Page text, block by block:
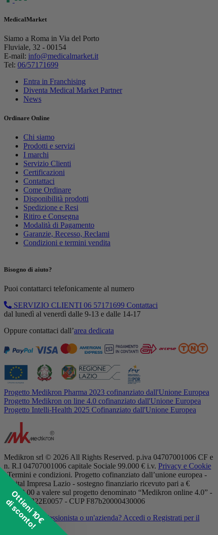
MedicalMarket
Siamo a Roma in Via del Porto
Fluviale, 32 - 00154
E-mail: info@medicalmarket.it
Tel: 06/57171699
Entra in Franchising
Diventa Medical Market Partner
News
Ordinare Online
Chi siamo
Prodotti e servizi
I marchi
Servizio Clienti
Certificazioni
Contattaci
Come Ordinare
Disponibilità prodotti
Spedizione e Resi
Ritiro e Consegna
Modalità di Pagamento
Garanzie, Recesso, Reclami
Condizioni e termini vendita
Bisogno di aiuto?
Puoi contattarci telefonicamente al numero
SERVIZIO CLIENTI 06 57171699 Contattaci
dal lunedì al venerdì dalle 9-13 e dalle 14-17
Oppure contattaci dall’area dedicata
Progetto Medikron Pharma 2023 cofinanziato dall'Unione Europea
Progetto Medikron on line 4.0 cofinanziato dall'Unione Europea
Progetto Intelli-Health 2025 Cofinanziato dall'Unione Europea
Medikron srl © 2026 All Rights Reserved. p.iva 04707001006 CF e
n. R.I 04707001006 capitale Sociale 99.000 € i.v. Privacy e Cookie
| Termini e condizioni. Progetto cofinanziato dall’unione europea -
Digital Impresa Lazio - sostegno finanziario ricevuto pari a €
11.250,00 a valere sul progetto denominato “Medikron online 4.0” -
POR A0322E0057 - CUP F87b20000430006
Sei un professionista o un'azienda?Accedi o Registrati per il
listino dedicato
Ottieni 10€
di sconto!